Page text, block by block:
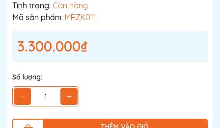
Tình trạng: Còn hàng
Mã sản phẩm: MRZK011
3.300.000₫
Số lượng:
- +